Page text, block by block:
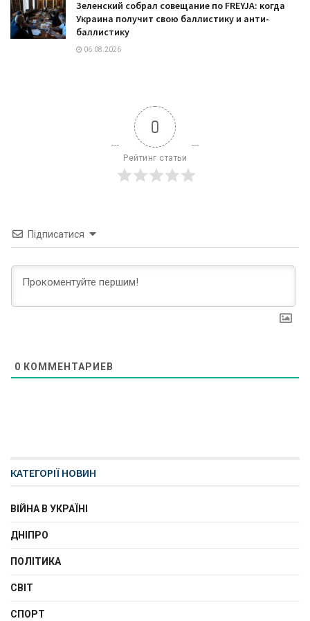
Зеленский собрал совещание по FREYJA: когда
Украина получит свою баллистику и анти-
баллистику
06.08.2026
0
Рейтинг статьи
Підписатися
0 КОММЕНТАРИЕВ
КАТЕГОРІЇ НОВИН
ВІЙНА В УКРАЇНІ
ДНІПРО
ПОЛІТИКА
СВІТ
СПОРТ